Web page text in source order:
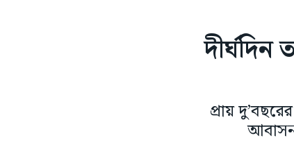
প্রায়